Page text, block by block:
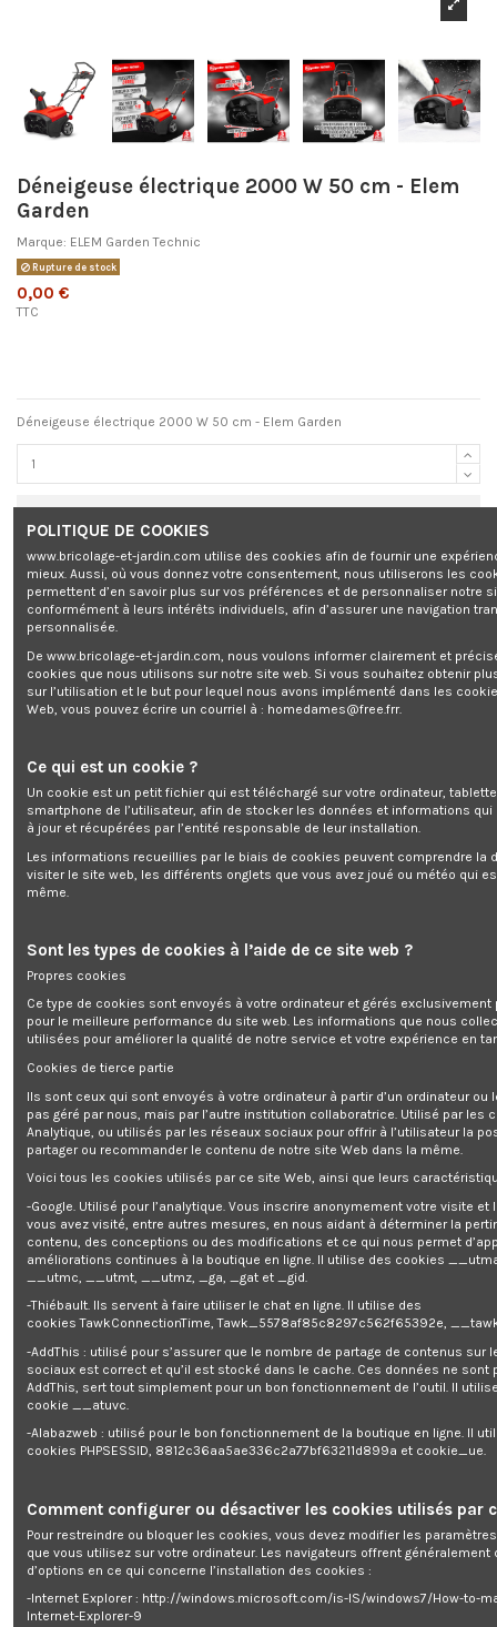
Déneigeuse électrique 2000 W 50 cm - Elem
Garden
Marque: ELEM Garden Technic
Rupture de stock
0,00 €
TTC
Déneigeuse électrique 2000 W 50 cm - Elem Garden
Déneigeuse électrique 2000 W 50
deserunt aliquip nisi ex deserunt.
Description
Reviews(0)
Avec une largeur de travail de 50 cm, cette déneigeuse électrique 2000 W
convient parfaitement pour déblayer rapidement et sans effort la neige de
votre terrasse, trottoir, allée...
projeter jusqu'à une distance de 9 mètres. Vous pouvez facilement orienter
la projection à droite ou à gauche de la déneigeuse (-90/+90°) et ajuster
l'angle de projection en hauteur de 0 à 60°.
Rapide et facile à utiliser, cette déneigeuse Elem Garden Technicpermet
Caractéristiques :
- Puissance : 2000 W
- Vitesse moteur : 3000 tr/ min
- Largeur de travail : 50 cm
- Profondeur de travail : 25 cm
- Projection orientable (+90 / -90°)
- Angle de projection : 0 à 60°
- Distance de projection : 9 m
- Double sécurité
- Indice de protection : IPX4
- Poids net : 13 Kg
évitera la surchauffe de votre câble et/ou de votre outil électrique dû à l?
effet d?induction électromagnétique
POLITIQUE DE COOKIES
www.bricolage-et-jardin.com utilise des cookies afin de fournir une
mieux. Aussi, où vous donnez votre consentement, nous utiliserons les
permettent d’en savoir plus sur vos préférences et de personnaliser notre
conformément à leurs intérêts individuels, afin d’assurer une navigation
personnalisée.
De www.bricolage-et-jardin.com, nous voulons informer clairement et
cookies que nous utilisons sur notre site web. Si vous souhaitez obtenir
sur l’utilisation et le but pour lequel nous avons implémenté dans les
Web, vous pouvez écrire un courriel à : homedames@free.frr.
Ce qui est un cookie ?
Un cookie est un petit fichier qui est téléchargé sur votre ordinateur,
smartphone de l’utilisateur, afin de stocker les données et informations
à jour et récupérées par l’entité responsable de leur installation.
Les informations recueillies par le biais de cookies peuvent comprendre la
visiter le site web, les différents onglets que vous avez joué ou météo qui
même.
Sont les types de cookies à l’aide de ce site web ?
Propres cookies
Ce type de cookies sont envoyés à votre ordinateur et gérés exclusivement
pour le meilleure performance du site web. Les informations que nous
utilisées pour améliorer la qualité de notre service et votre expérience en
Cookies de tierce partie
Ils sont ceux qui sont envoyés à votre ordinateur à partir d’un ordinateur ou
pas géré par nous, mais par l’autre institution collaboratrice. Utilisé par les
Analytique, ou utilisés par les réseaux sociaux pour offrir à l’utilisateur la
partager ou recommander le contenu de notre site Web dans la même.
Voici tous les cookies utilisés par ce site Web, ainsi que leurs
-Google. Utilisé pour l’analytique. Vous inscrire anonymement votre visite et
vous avez visité, entre autres mesures, en nous aidant à déterminer la
contenu, des conceptions ou des modifications et ce qui nous permet
améliorations continues à la boutique en ligne. Il utilise des cookies
__utmc, __utmt, __utmz, _ga, _gat et _gid.
-Thiébault. Ils servent à faire utiliser le chat en ligne. Il utilise des
cookies TawkConnectionTime, Tawk_5578af85c8297c562f65392e,
-AddThis : utilisé pour s’assurer que le nombre de partage de contenus sur
sociaux est correct et qu’il est stocké dans le cache. Ces données ne sont
AddThis, sert tout simplement pour un bon fonctionnement de l’outil. Il
cookie __atuvc.
-Alabazweb : utilisé pour le bon fonctionnement de la boutique en ligne. Il
cookies PHPSESSID, 8812c36aa5ae336c2a77bf63211d899a et cookie_ue.
Comment configurer ou désactiver les cookies utilisés par
Pour restreindre ou bloquer les cookies, vous devez modifier les
que vous utilisez sur votre ordinateur. Les navigateurs offrent généralement
d’options en ce qui concerne l’installation des cookies :
-Internet Explorer : http://windows.microsoft.com/is-IS/windows7/How-to-
Internet-Explorer-9